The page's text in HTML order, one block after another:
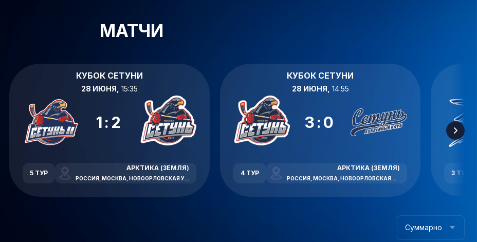
МАТЧИ
КУБОК СЕТУНИ
28 ИЮНЯ, 15:35
1:2
5 ТУР
АРКТИКА (ЗЕМЛЯ)
РОССИЯ, МОСКВА, НОВООРЛОВСКАЯ УЛИЦА, 7В
КУБОК СЕТУНИ
28 ИЮНЯ, 14:55
3:0
4 ТУР
АРКТИКА (ЗЕМЛЯ)
РОССИЯ, МОСКВА, НОВООРЛОВСКАЯ УЛИЦА, 7В
3 ТУР
Суммарно